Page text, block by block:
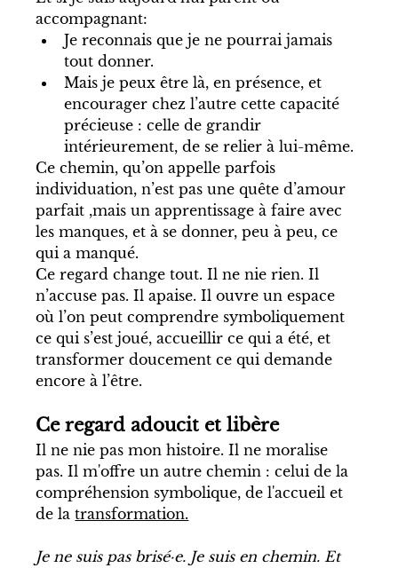
accompagnant:
Je reconnais que je ne pourrai jamais
tout donner.
Mais je peux être là, en présence, et
encourager chez l’autre cette capacité
précieuse : celle de grandir
intérieurement, de se relier à lui-même.
Ce chemin, qu’on appelle parfois
individuation, n’est pas une quête d’amour
parfait ,mais un apprentissage à faire avec
les manques, et à se donner, peu à peu, ce
qui a manqué.
Ce regard change tout. Il ne nie rien. Il
n’accuse pas. Il apaise. Il ouvre un espace
où l’on peut comprendre symboliquement
ce qui s’est joué, accueillir ce qui a été, et
transformer doucement ce qui demande
encore à l’être.
Ce regard adoucit et libère
Il ne nie pas mon histoire. Il ne moralise
pas. Il m'offre un autre chemin : celui de la
compréhension symbolique, de l'accueil et
de la transformation.
Je ne suis pas brisé·e. Je suis en chemin. Et